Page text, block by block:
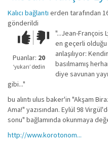
Kalıcı bağlantı erden tarafından
gönderildi
Çok iyi!O
kadar
iyi
değil!
Puanlar: 20
‘yukarı’ dedin
"...Jean-François
en geçerli olduğu
anlaşılıyor:
basılmamış
diye savunan
gibi..."
bu alıntı ulus baker'in "Akşam
Ama!" yazısından. Eylül 98
sonu" bağlamında okunmaya
http://www.korotonom...